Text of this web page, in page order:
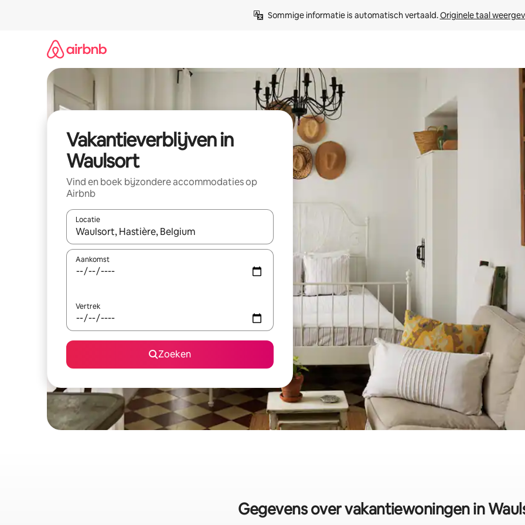
Sommige informatie is automatisch vertaald. Originele taal
Vakantieverblijven in
Waulsort
Vind en boek bijzondere accommodaties op
Airbnb
Locatie
Wanneer er resultaten beschikbaar zijn, maak je een keuze met je de pijltjestoetsen omhoog en omlaag, óf door te
Aankomst
Vertrek
Zoeken
Gegevens over vakantiewoningen in